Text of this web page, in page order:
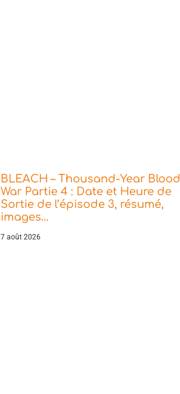
BLEACH – Thousand-Year Blood
War Partie 4 : Date et Heure de
Sortie de l’épisode 3, résumé,
images…
7 août 2026